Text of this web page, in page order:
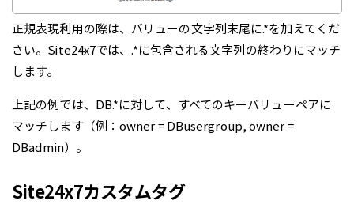
正規表現利用の際は、バリューの文字列末尾に.*を加えてくだ
さい。Site24x7では、.*に包含される文字列の終わりにマッチ
します。
上記の例では、DB.*に対して、すべてのキーバリューペアに
マッチします（例：owner = DBusergroup, owner =
DBadmin）。
Site24x7カスタムタグ